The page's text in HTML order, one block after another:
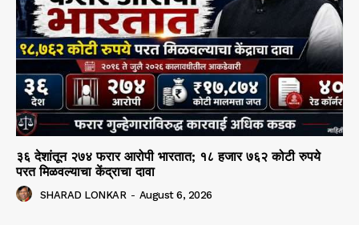
३६ देशांतून २७४ फरार आरोपी भारतात; १८ हजार ७६२ कोटी रुपये
परत मिळवल्याचा केंद्राचा दावा
SHARAD LONKAR - August 6, 2026